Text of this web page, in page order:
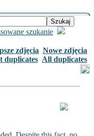
szukanie
zdjęcia Nowe zdjęcia
duplicates All duplicates